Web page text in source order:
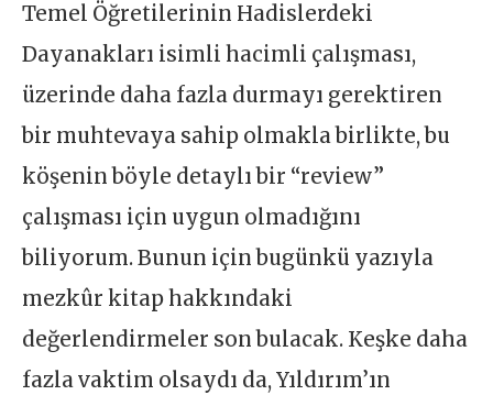
Temel Öğretilerinin Hadislerdeki
Dayanakları isimli hacimli çalışması,
üzerinde daha fazla durmayı gerektiren
bir muhtevaya sahip olmakla birlikte, bu
köşenin böyle detaylı bir “review”
çalışması için uygun olmadığını
biliyorum. Bunun için bugünkü yazıyla
mezkûr kitap hakkındaki
değerlendirmeler son bulacak. Keşke daha
fazla vaktim olsaydı da, Yıldırım’ın